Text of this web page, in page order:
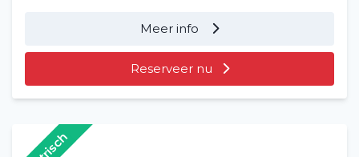
Meer info
Reserveer nu